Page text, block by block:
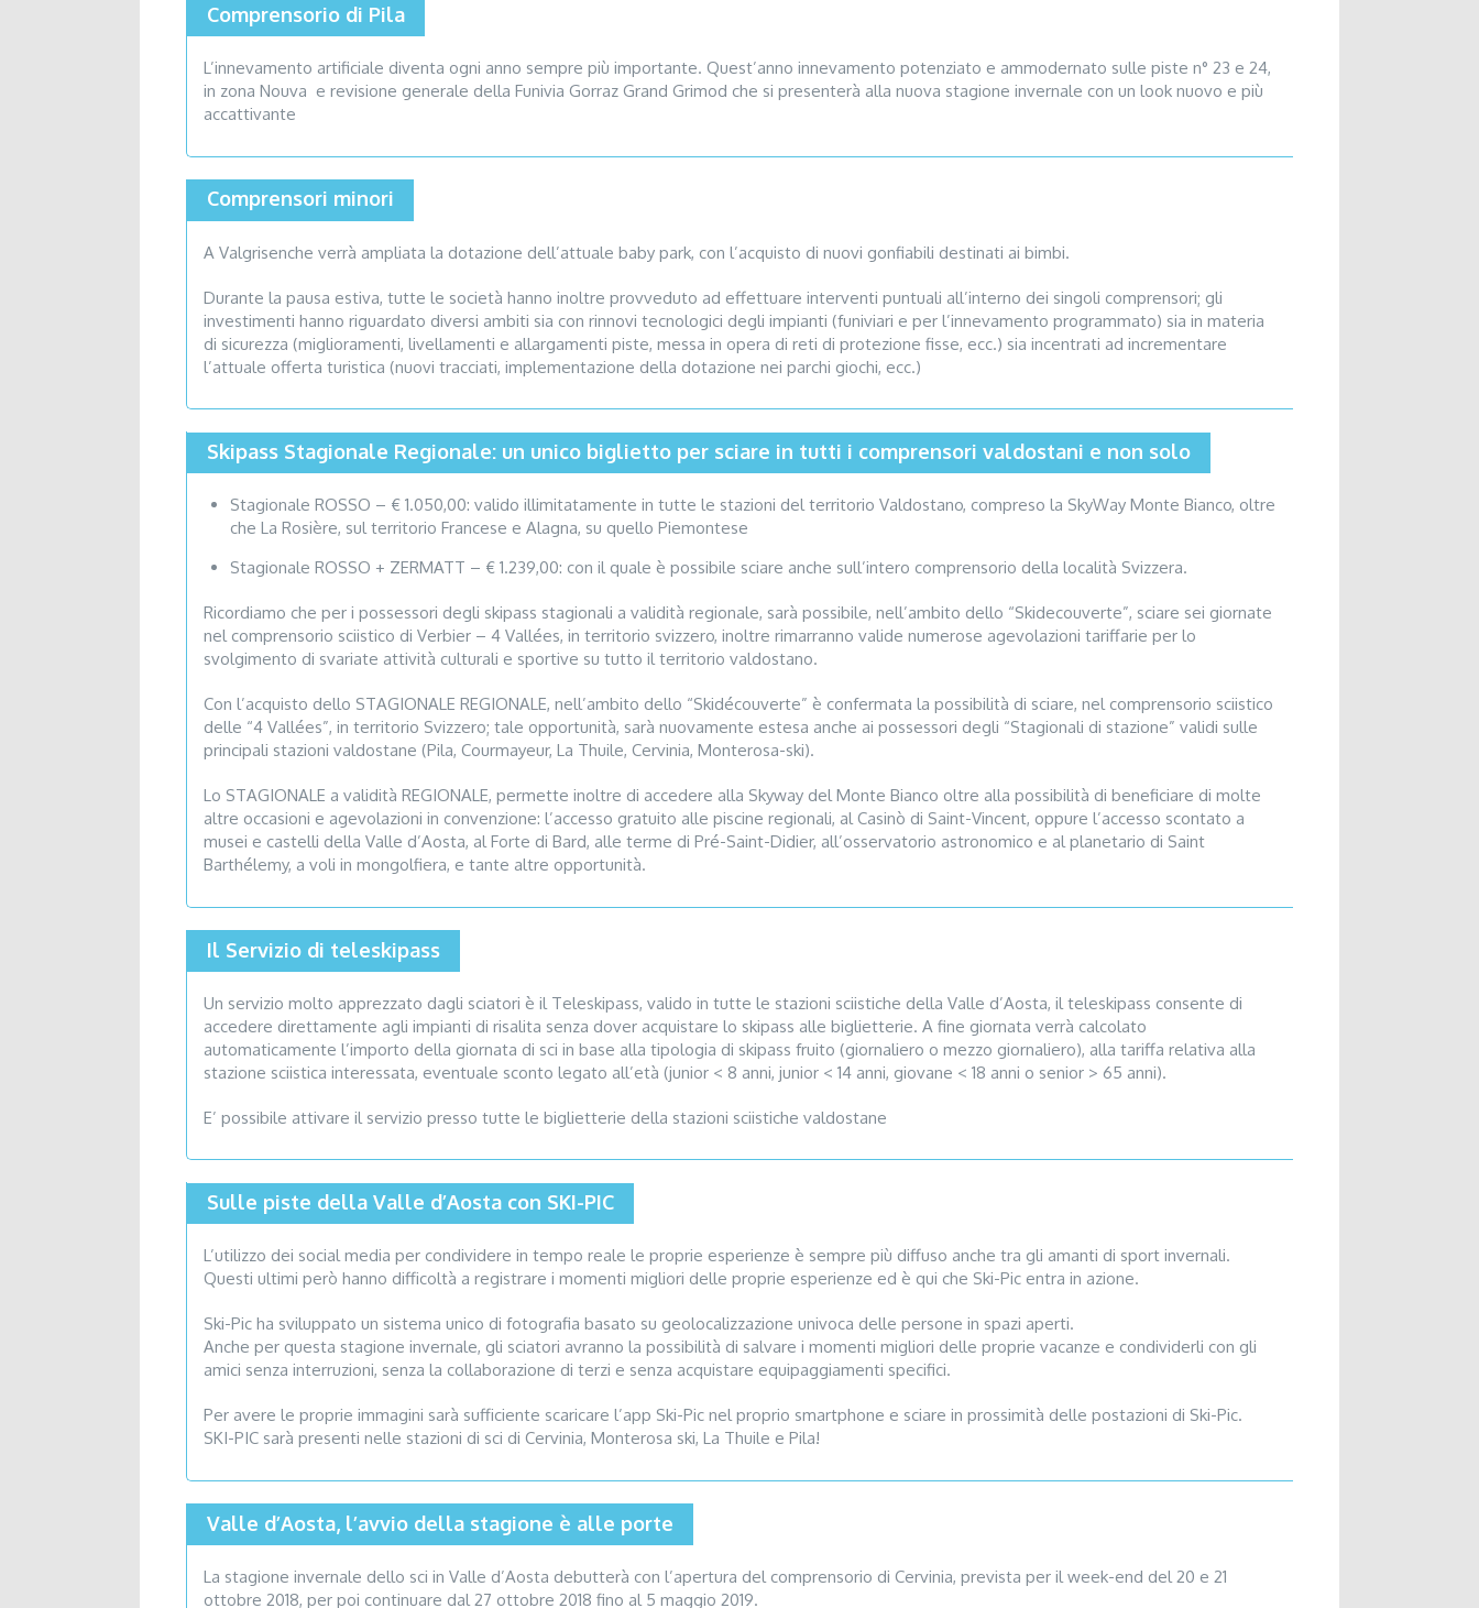
Comprensorio di Pila
L’innevamento artificiale diventa ogni anno sempre più importante. Quest’anno innevamento potenziato e ammodernato sulle piste n° 23 e 24,
in zona Nouva e revisione generale della Funivia Gorraz Grand Grimod che si presenterà alla nuova stagione invernale con un look nuovo e più
accattivante
Comprensori minori
A Valgrisenche verrà ampliata la dotazione dell’attuale baby park, con l’acquisto di nuovi gonfiabili destinati ai bimbi.
Durante la pausa estiva, tutte le società hanno inoltre provveduto ad effettuare interventi puntuali all’interno dei singoli comprensori; gli
investimenti hanno riguardato diversi ambiti sia con rinnovi tecnologici degli impianti (funiviari e per l’innevamento programmato) sia in materia
di sicurezza (miglioramenti, livellamenti e allargamenti piste, messa in opera di reti di protezione fisse, ecc.) sia incentrati ad incrementare
l’attuale offerta turistica (nuovi tracciati, implementazione della dotazione nei parchi giochi, ecc.)
Skipass Stagionale Regionale: un unico biglietto per sciare in tutti i comprensori valdostani e non solo
Stagionale ROSSO – € 1.050,00: valido illimitatamente in tutte le stazioni del territorio Valdostano, compreso la SkyWay Monte Bianco, oltre
che La Rosière, sul territorio Francese e Alagna, su quello Piemontese
Stagionale ROSSO + ZERMATT – € 1.239,00: con il quale è possibile sciare anche sull’intero comprensorio della località Svizzera.
Ricordiamo che per i possessori degli skipass stagionali a validità regionale, sarà possibile, nell’ambito dello “Skidecouverte”, sciare sei giornate
nel comprensorio sciistico di Verbier – 4 Vallées, in territorio svizzero, inoltre rimarranno valide numerose agevolazioni tariffarie per lo
svolgimento di svariate attività culturali e sportive su tutto il territorio valdostano.
Con l’acquisto dello STAGIONALE REGIONALE, nell’ambito dello “Skidécouverte” è confermata la possibilità di sciare, nel comprensorio sciistico
delle “4 Vallées”, in territorio Svizzero; tale opportunità, sarà nuovamente estesa anche ai possessori degli “Stagionali di stazione” validi sulle
principali stazioni valdostane (Pila, Courmayeur, La Thuile, Cervinia, Monterosa-ski).
Lo STAGIONALE a validità REGIONALE, permette inoltre di accedere alla Skyway del Monte Bianco oltre alla possibilità di beneficiare di molte
altre occasioni e agevolazioni in convenzione: l’accesso gratuito alle piscine regionali, al Casinò di Saint-Vincent, oppure l’accesso scontato a
musei e castelli della Valle d’Aosta, al Forte di Bard, alle terme di Pré-Saint-Didier, all’osservatorio astronomico e al planetario di Saint
Barthélemy, a voli in mongolfiera, e tante altre opportunità.
Il Servizio di teleskipass
Un servizio molto apprezzato dagli sciatori è il Teleskipass, valido in tutte le stazioni sciistiche della Valle d’Aosta, il teleskipass consente di
accedere direttamente agli impianti di risalita senza dover acquistare lo skipass alle biglietterie. A fine giornata verrà calcolato
automaticamente l’importo della giornata di sci in base alla tipologia di skipass fruito (giornaliero o mezzo giornaliero), alla tariffa relativa alla
stazione sciistica interessata, eventuale sconto legato all’età (junior < 8 anni, junior < 14 anni, giovane < 18 anni o senior > 65 anni).
E’ possibile attivare il servizio presso tutte le biglietterie della stazioni sciistiche valdostane
Sulle piste della Valle d’Aosta con SKI-PIC
L’utilizzo dei social media per condividere in tempo reale le proprie esperienze è sempre più diffuso anche tra gli amanti di sport invernali.
Questi ultimi però hanno difficoltà a registrare i momenti migliori delle proprie esperienze ed è qui che Ski-Pic entra in azione.
Ski-Pic ha sviluppato un sistema unico di fotografia basato su geolocalizzazione univoca delle persone in spazi aperti.
Anche per questa stagione invernale, gli sciatori avranno la possibilità di salvare i momenti migliori delle proprie vacanze e condividerli con gli
amici senza interruzioni, senza la collaborazione di terzi e senza acquistare equipaggiamenti specifici.
Per avere le proprie immagini sarà sufficiente scaricare l’app Ski-Pic nel proprio smartphone e sciare in prossimità delle postazioni di Ski-Pic.
SKI-PIC sarà presenti nelle stazioni di sci di Cervinia, Monterosa ski, La Thuile e Pila!
Valle d’Aosta, l’avvio della stagione è alle porte
La stagione invernale dello sci in Valle d’Aosta debutterà con l’apertura del comprensorio di Cervinia, prevista per il week-end del 20 e 21
ottobre 2018, per poi continuare dal 27 ottobre 2018 fino al 5 maggio 2019.